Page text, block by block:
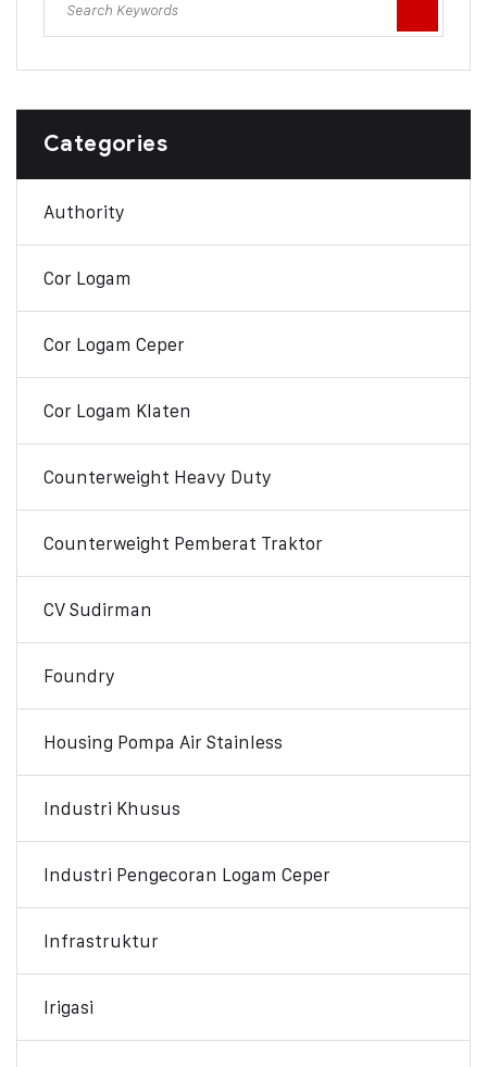
Categories
Authority
Cor Logam
Cor Logam Ceper
Cor Logam Klaten
Counterweight Heavy Duty
Counterweight Pemberat Traktor
CV Sudirman
Foundry
Housing Pompa Air Stainless
Industri Khusus
Industri Pengecoran Logam Ceper
Infrastruktur
Irigasi